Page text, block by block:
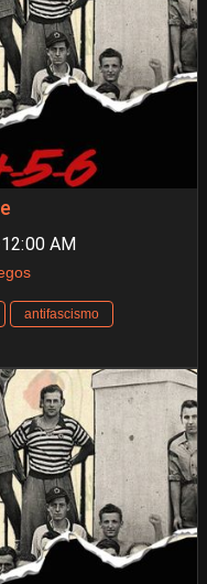
AM
antifascismo